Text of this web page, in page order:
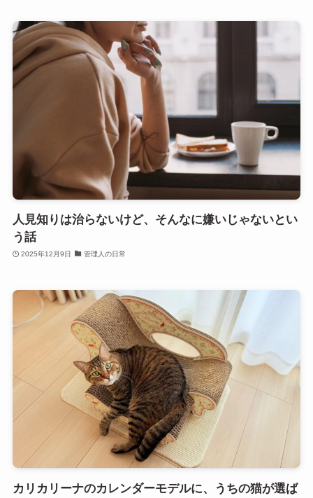
人見知りは治らないけど、そんなに嫌いじゃないとい
う話
2025年12月9日 管理人の日常
カリカリーナのカレンダーモデルに、うちの猫が選ば